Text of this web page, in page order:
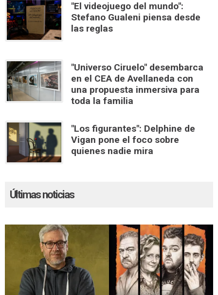
"El videojuego del mundo":
Stefano Gualeni piensa desde
las reglas
"Universo Ciruelo" desembarca
en el CEA de Avellaneda con
una propuesta inmersiva para
toda la familia
"Los figurantes": Delphine de
Vigan pone el foco sobre
quienes nadie mira
Últimas noticias